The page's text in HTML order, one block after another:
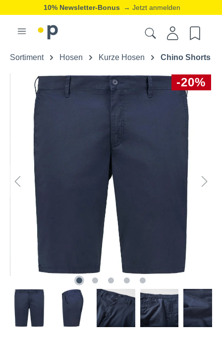
10% Newsletter-Bonus → Jetzt anmelden
Sortiment Hosen Kurze Hosen Chino Shorts
-20%